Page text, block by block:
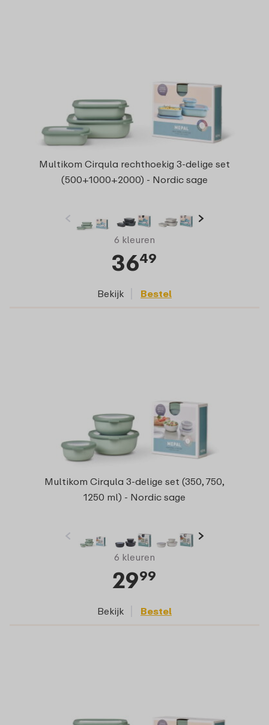
Multikom Cirqula rechthoekig 3-delige set
(500+1000+2000) - Nordic sage
6 kleuren
3649
Bekijk Bestel
Multikom Cirqula 3-delige set (350, 750,
1250 ml) - Nordic sage
6 kleuren
2999
Bekijk Bestel